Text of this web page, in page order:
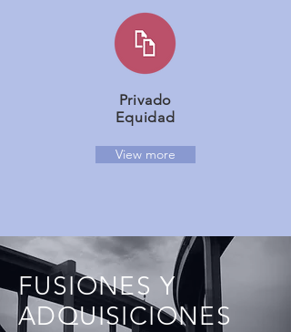
FUSIONES Y
ADQUISICIONES
Privado
Equidad
View more